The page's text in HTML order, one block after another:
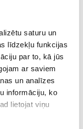
saturu un
līdzekļu funkcijas
par to, kā jūs
ar saviem
un analīzes
informāciju, ko
lietojat viņu
3051